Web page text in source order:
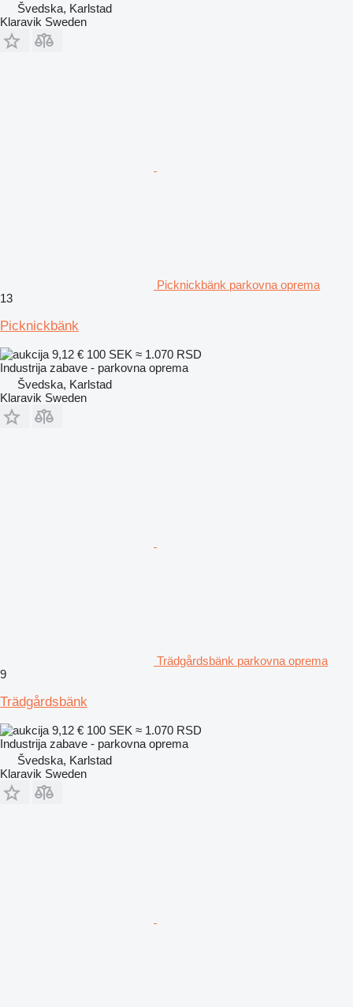
Švedska, Karlstad
Klaravik Sweden
Picknickbänk parkovna oprema
13
Picknickbänk
9,12 € 100 SEK ≈ 1.070 RSD
Industrija zabave - parkovna oprema
Švedska, Karlstad
Klaravik Sweden
Trädgårdsbänk parkovna oprema
9
Trädgårdsbänk
9,12 € 100 SEK ≈ 1.070 RSD
Industrija zabave - parkovna oprema
Švedska, Karlstad
Klaravik Sweden